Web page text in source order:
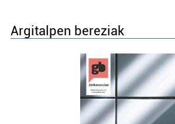
Argitalpen bereziak